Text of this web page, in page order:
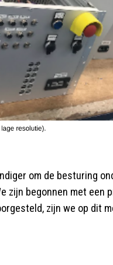
om de
zijn begonnen met
zijn we op dit